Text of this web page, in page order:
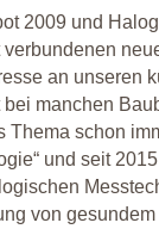
2009 und
an unseren
manchen
Thema schon
und seit
von